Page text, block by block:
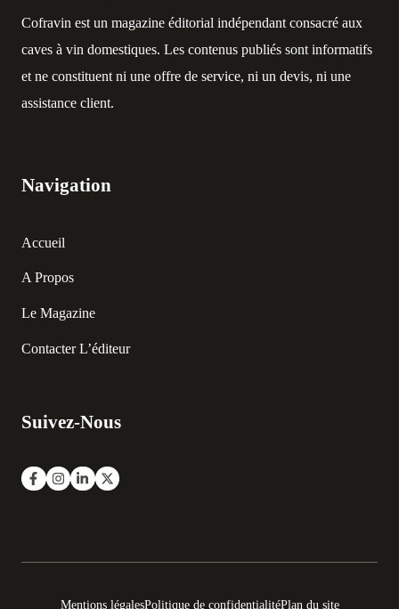
Cofravin est un magazine éditorial indépendant consacré aux
caves à vin domestiques. Les contenus publiés sont informatifs
et ne constituent ni une offre de service, ni un devis, ni une
assistance client.
Navigation
Accueil
A Propos
Le Magazine
Contacter L’éditeur
Suivez-Nous
Mentions légalesPolitique de confidentialitéPlan du site